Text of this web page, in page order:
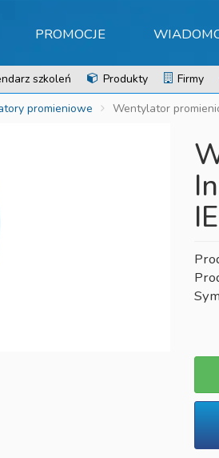
PROMOCJE
szkoleń Produkty Firmy
promieniowe Wentylator